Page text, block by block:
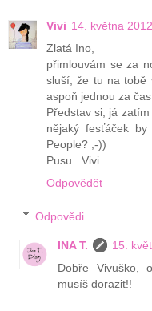
Vivi 14. května
Zlatá Ino,
přimlouvám se za
sluší, že tu na tobě
aspoň jednou za
Představ si, já
nějaký fesťáček
People? ;-))
Pusu...Vivi
Odpovědět
Odpovědi
INA T.
15.
Dobře Vivuško,
musíš dorazit!!